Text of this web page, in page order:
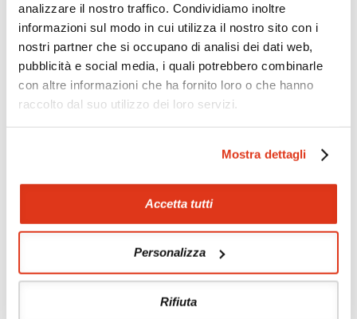
analizzare il nostro traffico. Condividiamo inoltre
informazioni sul modo in cui utilizza il nostro sito con i
nostri partner che si occupano di analisi dei dati web,
pubblicità e social media, i quali potrebbero combinarle
con altre informazioni che ha fornito loro o che hanno
raccolto dal suo utilizzo dei loro servizi.
Mostra dettagli
Accetta tutti
Personalizza
Rifiuta
Zoom Minimize map
Offerte
Mostraci le tue foto su Facebook
consigli e suggerimenti sulle tue località preferite.
Visita la nostra pagina Facebook